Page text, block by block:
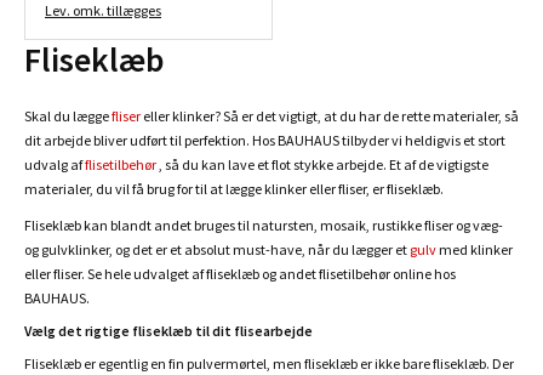
Lev. omk. tillægges
Fliseklæb
Skal du læggefliser eller klinker? Så er det vigtigt, at du har de rette materialer, så
dit arbejde bliver udført til perfektion. Hos BAUHAUS tilbyder vi heldigvis et stort
udvalg afflisetilbehør, så du kan lave et flot stykke arbejde. Et af de vigtigste
materialer, du vil få brug for til at lægge klinker eller fliser, er fliseklæb.
Fliseklæb kan blandt andet bruges til natursten, mosaik, rustikke fliser og væg-
og gulvklinker, og det er et absolut must-have, når du lægger et gulv med klinker
eller fliser. Se hele udvalget af fliseklæb og andet flisetilbehør online hos
BAUHAUS.
Vælg det rigtige fliseklæb til dit flisearbejde
Fliseklæb er egentlig en fin pulvermørtel, men fliseklæb er ikke bare fliseklæb. Der